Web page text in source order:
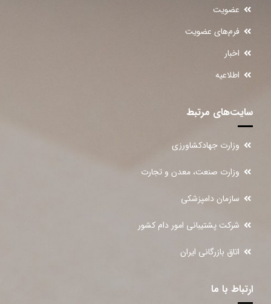
عضویت
فرم‌های عضویت
اخبار
اطلاعیه
سایت‌های مرتبط
وزارت جهادکشاورزی
وزارت صنعت، معدن و تجارت
سازمان دامپزشکی
شرکت پشتیبانی امور دام کشور
اتاق بازرگانی ایران
ارتباط با ما